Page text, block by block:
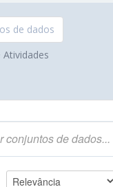
de dados
Atividades